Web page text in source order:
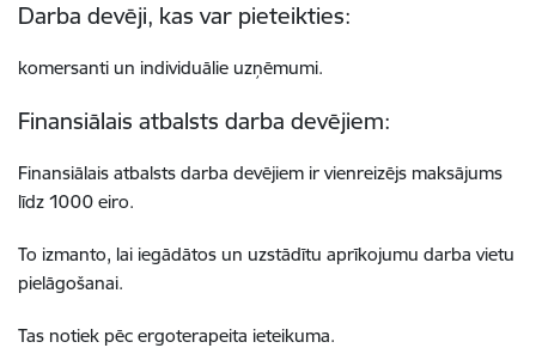
Darba devēji, kas var pieteikties:
komersanti un individuālie uzņēmumi.
Finansiālais atbalsts darba devējiem:
Finansiālais atbalsts darba devējiem ir vienreizējs maksājums
līdz 1000 eiro.
To izmanto, lai iegādātos un uzstādītu aprīkojumu darba vietu
pielāgošanai.
Tas notiek pēc ergoterapeita ieteikuma.